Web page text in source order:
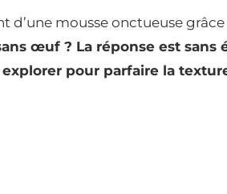
mousse onctueuse grâce
œuf ? La réponse est sans
pour parfaire la